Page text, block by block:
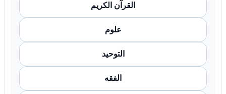
القرآن الكريم
علوم
التوحيد
الفقه